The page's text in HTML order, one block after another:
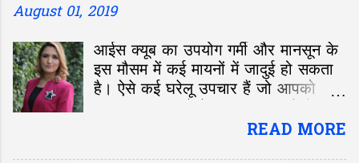
August 01, 2019
आईस क्यूब का उपयोग गर्मी और मानसून के
इस मौसम में कई मायनों में जादुई हो सकता
है। ऐसे कई घरेलू उपचार हैं जो आपको
आपकी त्वचा के लिए बेहद फायदेमंद टिप्स:
READ MORE